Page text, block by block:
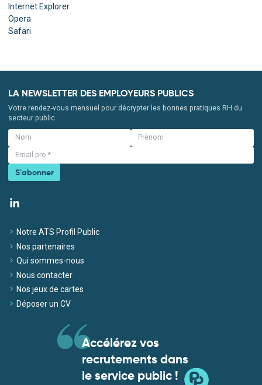
Internet Explorer
Opera
Safari
LA NEWSLETTER DES EMPLOYEURS PUBLICS
Votre rendez-vous mensuel pour décrypter les bonnes pratiques RH du
secteur public
S'abonner
Notre ATS Profil Public
Nos partenaires
Qui sommes-nous
Nous contacter
Nos jeux de cartes
Déposer un CV
Accélérez vos
recrutements dans
le service public !